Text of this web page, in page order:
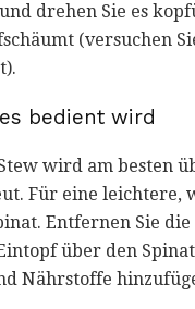
drehen Sie es
(versuchen
bedient wird
wird am besten
Für eine
Entfernen Sie
Eintopf über den
Nährstoffe